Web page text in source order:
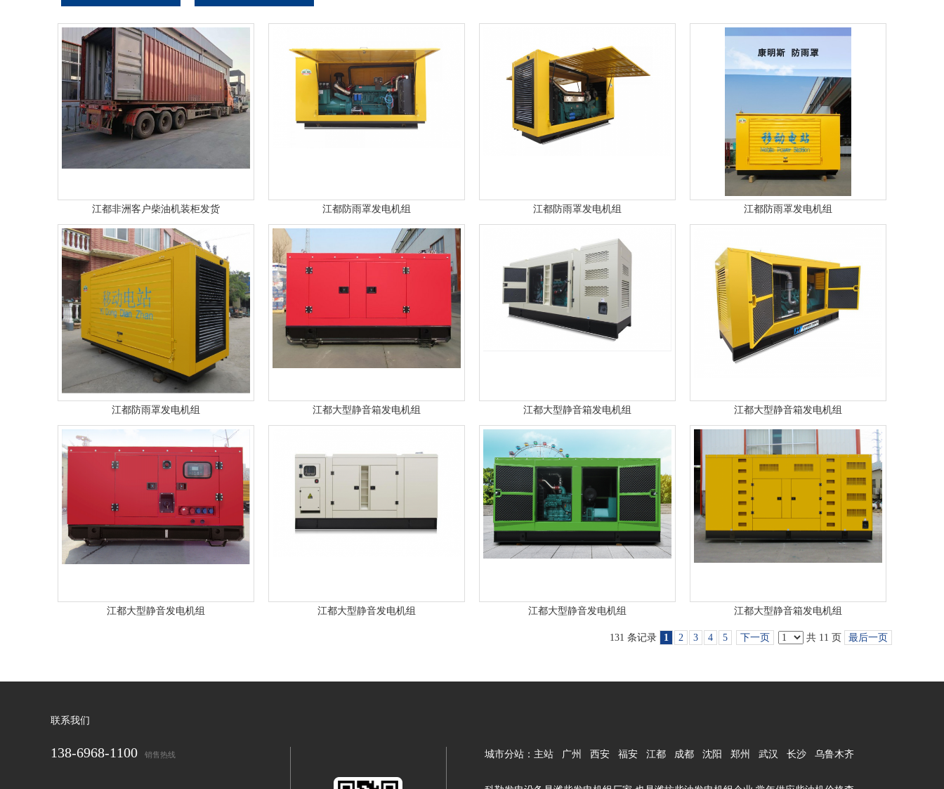
江都非洲客户柴油机装柜发货 江都防雨罩发电机组 江都防雨罩发电机组 江都防雨罩发电机组
江都防雨罩发电机组 江都大型静音箱发电机组 江都大型静音箱发电机组 江都大型静音箱发电机组
江都大型静音发电机组 江都大型静音发电机组 江都大型静音发电机组 江都大型静音箱发电机组
131 条记录 1 2 3 4 5 下一页 共 11 页 最后一页
联系我们
138-6968-1100 销售热线 城市分站： 主站 广州 西安 福安 江都 成都 沈阳 郑州 武汉 长沙 乌鲁木齐